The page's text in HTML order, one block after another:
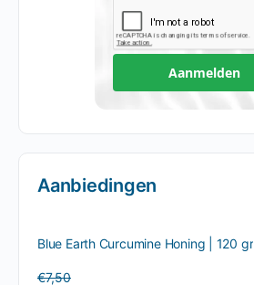
Aanmelden
Aanbiedingen
Blue Earth Curcumine Honing | 120 gr
€7,50Oorspronkelijke
Huidige